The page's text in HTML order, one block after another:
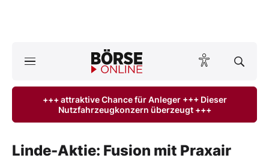
ktuelle Ausgabe BÖRSE ONLINE lesen
Anlageprodukte
+++ attraktive Chance für Anleger +++ Dieser
Nutzfahrzeugkonzern überzeugt +++
Linde-Aktie: Fusion mit Praxair